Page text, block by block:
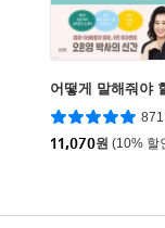
어떻게 말해줘야
871
11,070원 (10% 할